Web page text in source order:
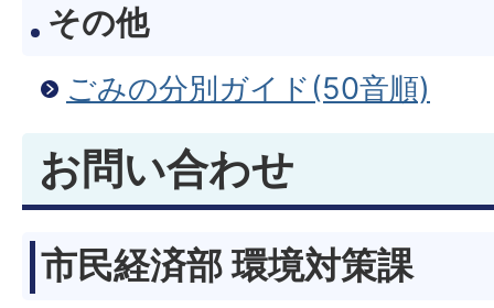
その他
ごみの分別ガイド(50音順)
お問い合わせ
市民経済部 環境対策課